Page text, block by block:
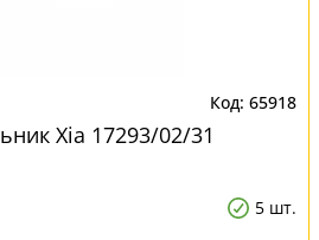
65918
Xia 17293/02/31
5 шт.